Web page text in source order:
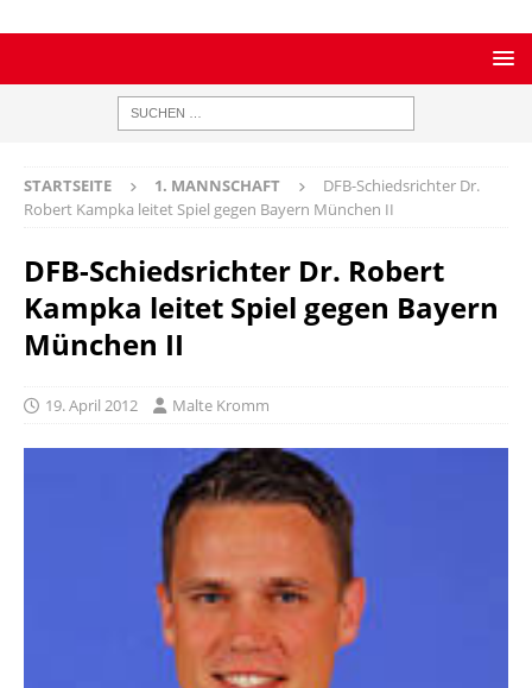
STARTSEITE 1. MANNSCHAFT
DFB-Schiedsrichter Dr.
Robert Kampka leitet Spiel gegen Bayern München II
DFB-Schiedsrichter Dr. Robert
Kampka leitet Spiel gegen Bayern
München II
19. April 2012 Malte Kromm